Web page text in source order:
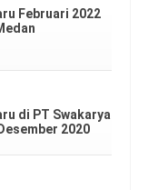
Februari 2022
di PT Swakarya
2020